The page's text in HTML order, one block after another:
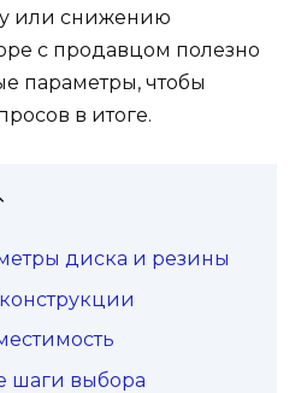
или снижению
с продавцом полезно
параметры, чтобы
в итоге.
диска и резины
шаги выбора